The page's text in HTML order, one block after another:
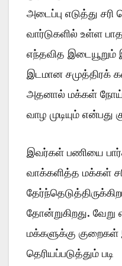
அடைப்பு எடுத்து சரி
வார்டுகளில் உள்ள
எந்தவித
இடமான சமுத்திரக்
அதனால் மக்கள் நோய்
வாழ முடியும் என்பது
இவர்கள் பணியை
வாக்களித்த மக்கள்
தோன்றுகிறது. வேறு
மக்களுக்கு குறைகள்
தெரியப்படுத்தும் படி